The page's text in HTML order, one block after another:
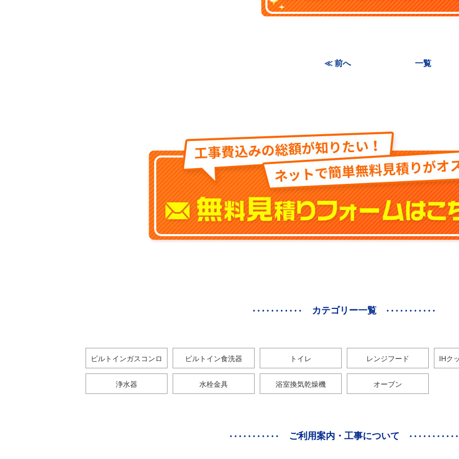
≪ 前へ 一覧
カテゴリー一覧
ビルトインガスコンロ ビルトイン食洗器 トイレ レンジフード IHク
浄水器 水栓金具 浴室換気乾燥機 オーブン
ご利用案内・工事について